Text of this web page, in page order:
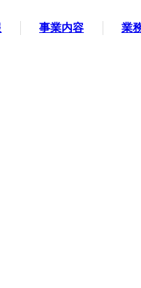
事業内容 業